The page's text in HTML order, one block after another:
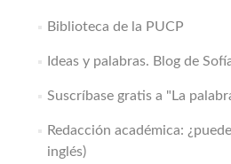
Biblioteca de la PUCP
Ideas y palabras. Blog de
Suscríbase gratis a "La
Redacción académica:
inglés)